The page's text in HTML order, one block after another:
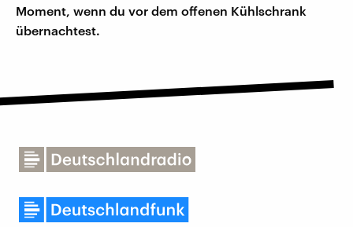
Moment, wenn du vor dem offenen Kühlschrank
übernachtest.